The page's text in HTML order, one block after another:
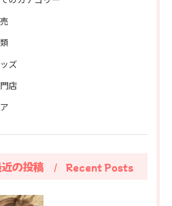
ズ
店
の投稿 Recent Posts